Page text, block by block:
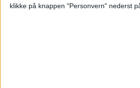
klikke på knappen "Personvern" nederst
gunstig utleieobjekt. Det er